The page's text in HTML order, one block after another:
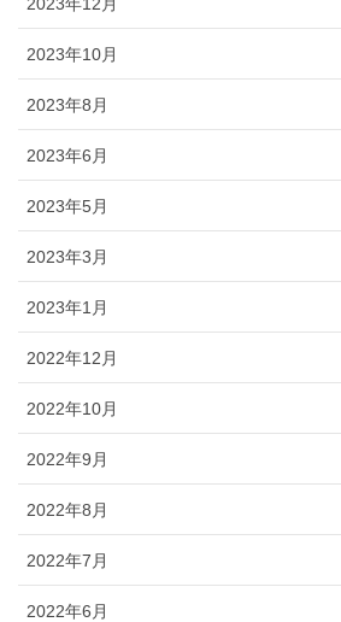
2023年10月
2023年8月
2023年6月
2023年5月
2023年3月
2023年1月
2022年12月
2022年10月
2022年9月
2022年8月
2022年7月
2022年6月